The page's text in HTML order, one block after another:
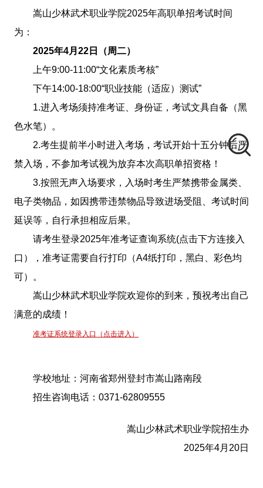
嵩山少林武术职业学院2025年高职单招考试时间
为：
2025年4月22日（周二）
上午9:00-11:00“文化素质考核”
下午14:00-18:00“职业技能（适应）测试”
1.进入考场须持准考证、身份证，考试文具自备（黑
色水笔）。
2.考生提前半小时进入考场，考试开始十五分钟后严
禁入场，不参加考试视为放弃本次高职单招资格！
3.按照无声入场要求，入场时考生严禁携带金属类、
电子类物品，如因携带违禁物品导致进场受阻、考试时间
延误等，自行承担相应后果。
请考生登录2025年准考证查询系统(点击下方连接入
口），准考证需要自行打印（A4纸打印，黑白、彩色均
可）。
嵩山少林武术职业学院欢迎你的到来，预祝考出自己
满意的成绩！
准考证系统登录入口（点击进入）
学校地址：河南省郑州登封市嵩山路南段
招生咨询电话：0371-62809555
嵩山少林武术职业学院招生办
2025年4月20日